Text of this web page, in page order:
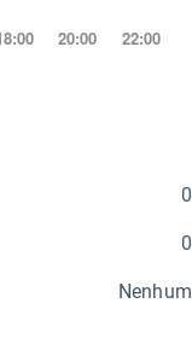
0
0
Nenhum